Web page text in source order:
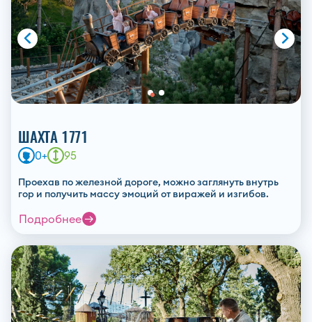
ШАХТА 1771
0+ 95
Проехав по железной дороге, можно заглянуть внутрь
гор и получить массу эмоций от виражей и изгибов.
Подробнее
Ошибка заполнения
Ошибка заполнения
Согласие на
и ознакомление с